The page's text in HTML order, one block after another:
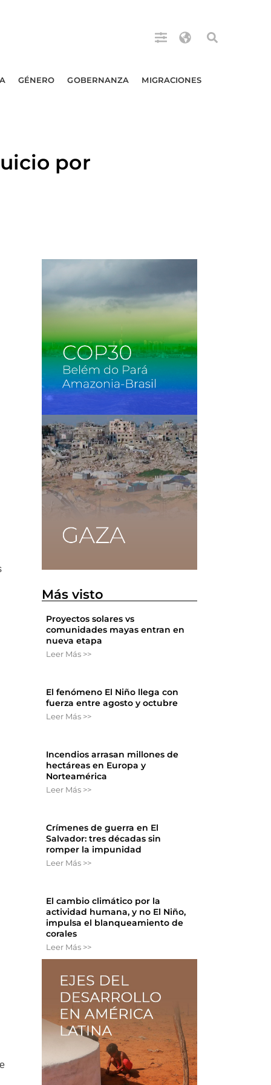
GÉNERO GOBERNANZA MIGRACIONES
por
Más visto
Proyectos solares vs
comunidades mayas entran en
nueva etapa
Leer Más >>
El fenómeno El Niño llega con
fuerza entre agosto y octubre
Leer Más >>
Incendios arrasan millones de
hectáreas en Europa y
Norteamérica
Leer Más >>
Crímenes de guerra en El
Salvador: tres décadas sin
romper la impunidad
Leer Más >>
El cambio climático por la
actividad humana, y no El Niño,
impulsa el blanqueamiento de
corales
Leer Más >>